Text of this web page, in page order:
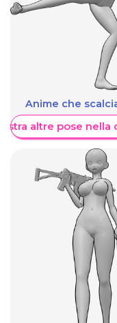
Anime che
altre pose nella